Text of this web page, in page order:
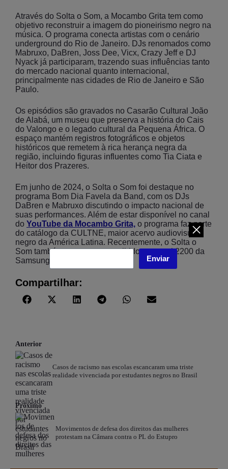
Através do Solta o Som, a Mocambo Grita tem como
objetivo reconstruir a imagem do pioneirismo negro na
música. O programa conecta artistas com o cenário
underground do Rio de Janeiro. DJs renomados como
Mabruxo, DaBren, Joss Dee, Vicx, Crazy Jeff e DJ
Nyack já participaram, trazendo suas influências tanto
do mercado nacional quanto internacional,
principalmente nas cidades de Rio de Janeiro e São
Paulo.
Os episódios são gravados no Casarão Cultural João
de Alabá, um museu que preserva a história do Cais
do Valongo e o legado cultural da Pequena África. O
espaço mantém registros fotográficos e objetos
históricos que remetem à rica herança negra da
região, incluindo figuras influentes como Tia Ciata e
Heitor dos Prazeres.
Em junho de 2024, o Solta o Som foi destaque no
programa Bom Dia Favela da Band, com os DJs
DaBren e Mabruxo discutindo o impacto nacional de
suas performances. Além de estar disponível no canal
do YouTube da Mocambo Grita, o programa faz parte
do catálogo da CULTNE, maior acervo audiovisual
negro da América Latina. Recentemente, o Solta o
Som também passou a ser exibido no canal 2200 da
Samsung TV Brasil.
Compartilhar:
Anterior
Casos de racismo nas escolas escancaram uma triste
realidade vivenciada por estudantes negros no Brasil
Próximo
Movimentos de defesa dos direitos das mulheres
protestam na Câmara contra o PL do Estupro
Enviar